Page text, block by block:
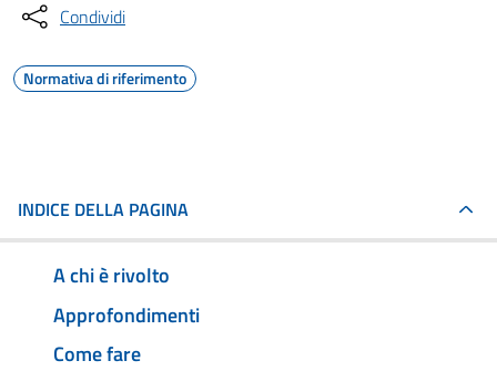
Condividi
Normativa di riferimento
INDICE DELLA PAGINA
A chi è rivolto
Approfondimenti
Come fare